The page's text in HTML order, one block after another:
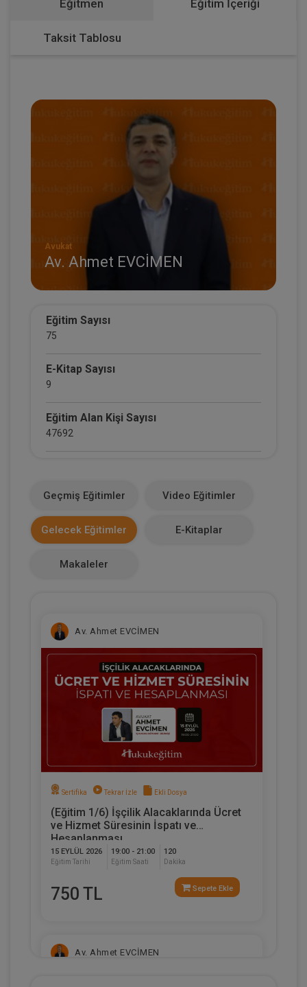
Eğitmen Eğitim İçeriği
Taksit Tablosu
Avukat
Av. Ahmet EVCİMEN
Eğitim Sayısı
75
E-Kitap Sayısı
9
Eğitim Alan Kişi Sayısı
47692
Makale Sayısı
0
Geçmiş Eğitimler Video Eğitimler
Gelecek Eğitimler E-Kitaplar
Makaleler
Av. Ahmet EVCİMEN
Sertifika Tekrar İzle Ekli Dosya
(Eğitim 1/6) İşçilik Alacaklarında Ücret
ve Hizmet Süresinin İspatı ve
Hesaplanması
15 EYLÜL 2026
Eğitim Tarihi
19:00 - 21:00
Eğitim Saati
120
Dakika
750 TL Sepete Ekle
Av. Ahmet EVCİMEN